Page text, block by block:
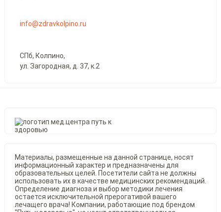
info@zdravkolpino.ru
СПб, Колпино,
ул. Загородная, д. 37, к.2
Материалы, размещенные на данной странице, носят
информационный характер и предназначены для
образовательных целей. Посетители сайта не должны
использовать их в качестве медицинских рекомендаций.
Определение диагноза и выбор методики лечения
остается исключительной прерогативой вашего
лечащего врача! Компании, работающие под брендом